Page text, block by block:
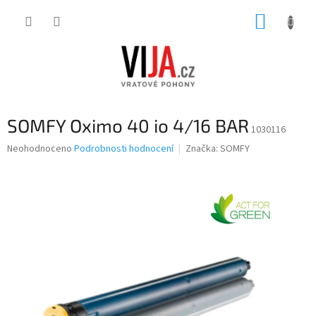
SOMFY Oximo 40 io 4/16 BAR 1030116
Průměrné
Neohodnoceno Podrobnosti hodnocení Značka: SOMFY